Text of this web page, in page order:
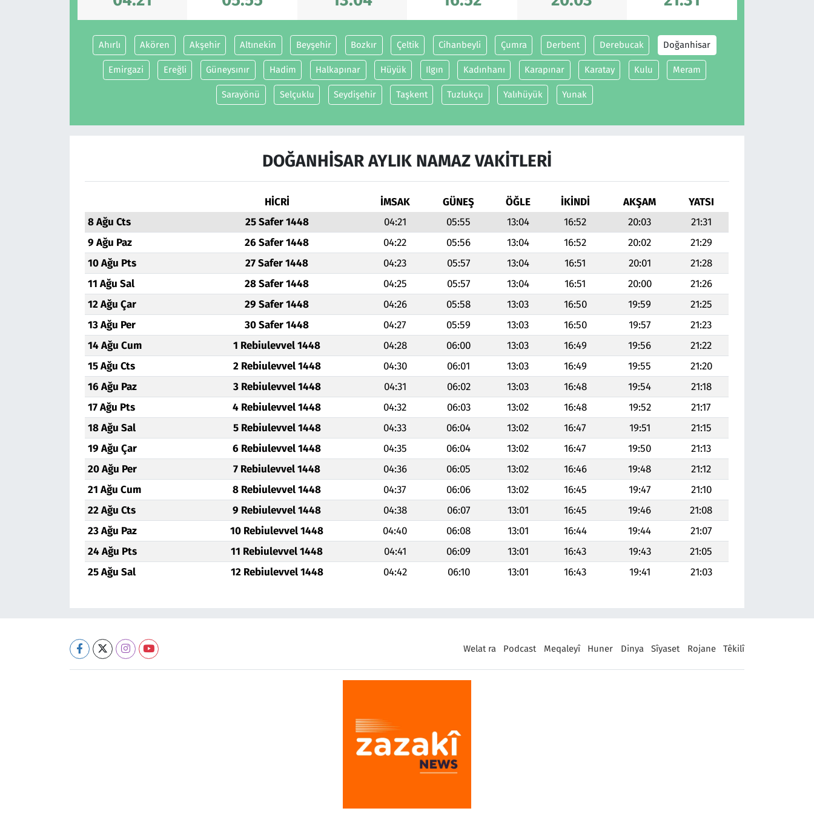
Ahırlı Akören Akşehir Altınekin Beyşehir Bozkır Çeltik Cihanbeyli Çumra Derbent Derebucak Doğanhisar
Emirgazi Ereğli Güneysınır Hadim Halkapınar Hüyük Ilgın Kadınhanı Karapınar Karatay Kulu Meram
Sarayönü Selçuklu Seydişehir Taşkent Tuzlukçu Yalıhüyük Yunak
DOĞANHISAR AYLIK NAMAZ VAKITLERI
HİCRİ İMSAK GÜNEŞ ÖĞLE İKINDI AKŞAM
YATSI
8 Ağu Cts
25 Safer 1448 04:21 05:55 13:04 16:52 20:03
21:31
9 Ağu Paz
26 Safer 1448 04:22 05:56 13:04 16:52 20:02
21:29
10 Ağu Pts
27 Safer 1448 04:23 05:57 13:04 16:51 20:01
21:28
11 Ağu Sal
28 Safer 1448 04:25 05:57 13:04 16:51 20:00
21:26
12 Ağu Çar
29 Safer 1448 04:26 05:58 13:03 16:50 19:59
21:25
13 Ağu Per
30 Safer 1448 04:27 05:59 13:03 16:50 19:57
21:23
14 Ağu Cum
1 Rebiulevvel 1448 04:28 06:00 13:03 16:49 19:56
21:22
15 Ağu Cts
2 Rebiulevvel 1448 04:30 06:01 13:03 16:49 19:55
21:20
16 Ağu Paz
3 Rebiulevvel 1448 04:31 06:02 13:03 16:48 19:54
21:18
17 Ağu Pts
4 Rebiulevvel 1448 04:32 06:03 13:02 16:48 19:52
21:17
18 Ağu Sal
5 Rebiulevvel 1448 04:33 06:04 13:02 16:47 19:51
21:15
19 Ağu Çar
6 Rebiulevvel 1448 04:35 06:04 13:02 16:47 19:50
21:13
20 Ağu Per
7 Rebiulevvel 1448 04:36 06:05 13:02 16:46 19:48
21:12
21 Ağu Cum
8 Rebiulevvel 1448 04:37 06:06 13:02 16:45 19:47
21:10
22 Ağu Cts
9 Rebiulevvel 1448 04:38 06:07 13:01 16:45 19:46
21:08
23 Ağu Paz
10 Rebiulevvel 1448 04:40 06:08 13:01 16:44 19:44
21:07
24 Ağu Pts
11 Rebiulevvel 1448 04:41 06:09 13:01 16:43 19:43
21:05
25 Ağu Sal
12 Rebiulevvel 1448 04:42 06:10 13:01 16:43 19:41 21:03
Welat ra Podcast Meqaleyî Huner Dinya Sîyaset Rojane Têkilî